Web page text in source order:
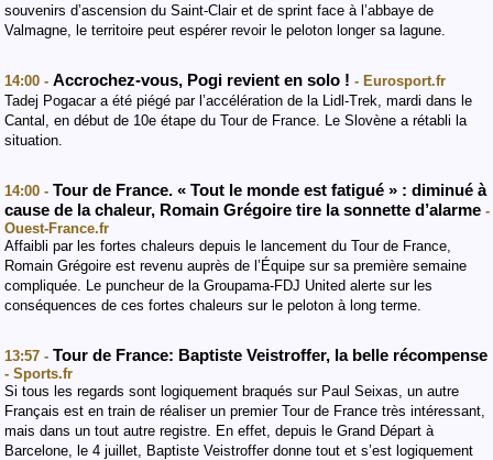
souvenirs d’ascension du Saint-Clair et de sprint face à l’abbaye de
Valmagne, le territoire peut espérer revoir le peloton longer sa lagune.
14:00 - Accrochez-vous, Pogi revient en solo ! - Eurosport.fr
Tadej Pogacar a été piégé par l’accélération de la Lidl-Trek, mardi dans le
Cantal, en début de 10e étape du Tour de France. Le Slovène a rétabli la
situation.
14:00 - Tour de France. « Tout le monde est fatigué » : diminué à
cause de la chaleur, Romain Grégoire tire la sonnette d’alarme -
Ouest-France.fr
Affaibli par les fortes chaleurs depuis le lancement du Tour de France,
Romain Grégoire est revenu auprès de l’Équipe sur sa première semaine
compliquée. Le puncheur de la Groupama-FDJ United alerte sur les
conséquences de ces fortes chaleurs sur le peloton à long terme.
13:57 - Tour de France: Baptiste Veistroffer, la belle récompense
- Sports.fr
Si tous les regards sont logiquement braqués sur Paul Seixas, un autre
Français est en train de réaliser un premier Tour de France très intéressant,
mais dans un tout autre registre. En effet, depuis le Grand Départ à
Barcelone, le 4 juillet, Baptiste Veistroffer donne tout et s’est logiquement